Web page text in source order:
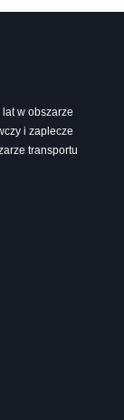
w obszarze
i zaplecze
transportu